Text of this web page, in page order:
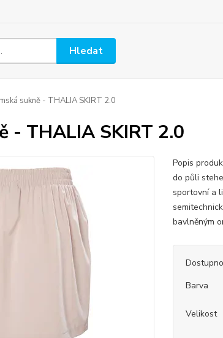
Hledat
sukně - THALIA SKIRT 2.0
- THALIA SKIRT 2.0
Popis
do půli
sportovní a
bavlněným
Barva
Velikost